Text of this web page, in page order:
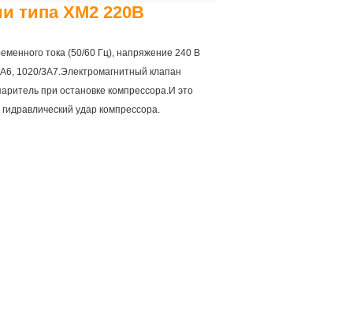
типа ХМ2 220В
тока (50/60 Гц), напряжение 240 В
1020/3А7.Электромагнитный клапан
при остановке компрессора.И это
удар компрессора.